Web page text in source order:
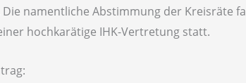
Die namentliche Abstimmung der Kreisräte
hochkarätige IHK-Vertretung statt.